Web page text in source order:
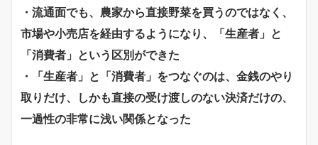
・流通面でも、農家から直接野菜を買うのではなく、
市場や小売店を経由するようになり、「生産者」と
「消費者」という区別ができた
・「生産者」と「消費者」をつなぐのは、金銭のやり
取りだけ、しかも直接の受け渡しのない決済だけの、
一過性の非常に浅い関係となった